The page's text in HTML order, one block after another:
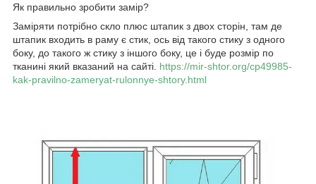
Як правильно зробити замір?
Заміряти потрібно скло плюс штапик з двох сторін, там де
штапик входить в раму є стик, ось від такого стику з одного
боку, до такого ж стику з іншого боку, це і буде розмір по
тканині який вказаний на сайті. https://mir-shtor.org/cp49985-
kak-pravilno-zameryat-rulonnye-shtory.html